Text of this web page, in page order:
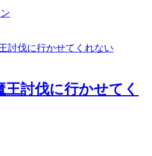
討伐に行かせてく